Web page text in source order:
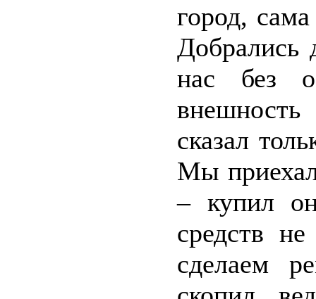
город,
Добрались
нас без
сказал
Мы
– купил
средств
сделаем